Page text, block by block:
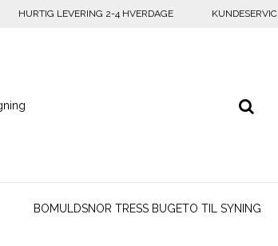
HURTIG LEVERING 2-4 HVERDAGE
BOMULDSNOR TRESS BUGETO TIL SYNING